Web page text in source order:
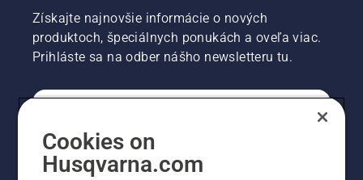
Získajte najnovšie informácie o nových
produktoch, špeciálnych ponukách a oveľa viac.
Prihláste sa na odber nášho newsletteru tu.
PROFESIONÁLNE
Cookies on
Husqvarna.com